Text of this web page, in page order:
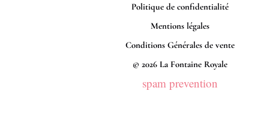
Politique de confidentialité
Mentions légales
Conditions Générales de vente
© 2026 La Fontaine Royale
spam prevention